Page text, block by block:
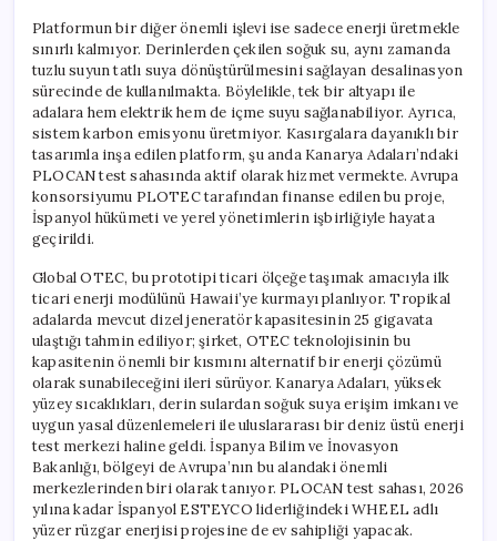
Platformun bir diğer önemli işlevi ise sadece enerji üretmekle
sınırlı kalmıyor. Derinlerden çekilen soğuk su, aynı zamanda
tuzlu suyun tatlı suya dönüştürülmesini sağlayan desalinasyon
sürecinde de kullanılmakta. Böylelikle, tek bir altyapı ile
adalara hem elektrik hem de içme suyu sağlanabiliyor. Ayrıca,
sistem karbon emisyonu üretmiyor. Kasırgalara dayanıklı bir
tasarımla inşa edilen platform, şu anda Kanarya Adaları’ndaki
PLOCAN test sahasında aktif olarak hizmet vermekte. Avrupa
konsorsiyumu PLOTEC tarafından finanse edilen bu proje,
İspanyol hükümeti ve yerel yönetimlerin işbirliğiyle hayata
geçirildi.
Global OTEC, bu prototipi ticari ölçeğe taşımak amacıyla ilk
ticari enerji modülünü Hawaii’ye kurmayı planlıyor. Tropikal
adalarda mevcut dizel jeneratör kapasitesinin 25 gigavata
ulaştığı tahmin ediliyor; şirket, OTEC teknolojisinin bu
kapasitenin önemli bir kısmını alternatif bir enerji çözümü
olarak sunabileceğini ileri sürüyor. Kanarya Adaları, yüksek
yüzey sıcaklıkları, derin sulardan soğuk suya erişim imkanı ve
uygun yasal düzenlemeleri ile uluslararası bir deniz üstü enerji
test merkezi haline geldi. İspanya Bilim ve İnovasyon
Bakanlığı, bölgeyi de Avrupa’nın bu alandaki önemli
merkezlerinden biri olarak tanıyor. PLOCAN test sahası, 2026
yılına kadar İspanyol ESTEYCO liderliğindeki WHEEL adlı
yüzer rüzgar enerjisi projesine de ev sahipliği yapacak.